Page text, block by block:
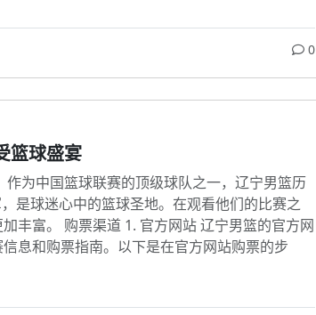
0
篮球盛宴
为中国篮球联赛的顶级球队之一，辽宁男篮历
是球迷心中的篮球圣地。在观看他们的比赛之
丰富。 购票渠道 1. 官方网站 辽宁男篮的官方网
息和购票指南。以下是在官方网站购票的步